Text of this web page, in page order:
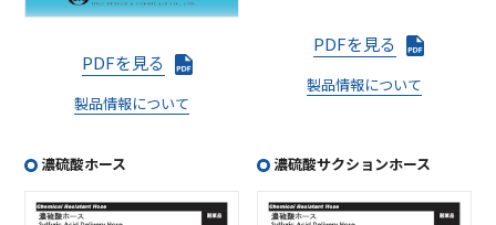
PDFを見る
製品情報について
PDFを見る
製品情報について
濃硫酸ホース 濃硫酸サクションホース